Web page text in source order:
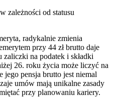
zależności od statusu
radykalnie zmienia
przy 44 zł brutto daje
na podatek i składki
26. roku życia może liczyć na
jego pensja brutto jest niemal
umów mają unikalne zasady
przy planowaniu kariery.